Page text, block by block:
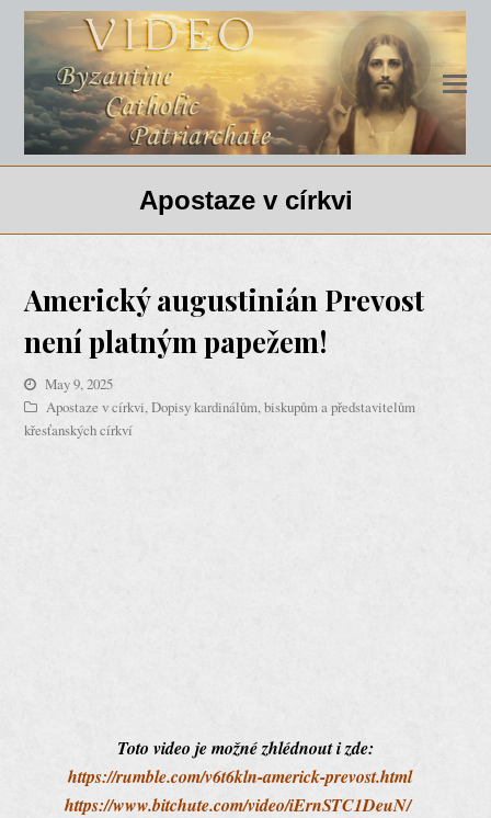
Apostaze v církvi
Americký augustinián Prevost
není platným papežem!
May 9, 2025
Apostaze v církvi,Dopisy kardinálům, biskupům a představitelům
křesťanských církví
Toto video je možné zhlédnout i zde:
https://rumble.com/v6t6kln-americk-prevost.html
https://www.bitchute.com/video/iErnSTC1DeuN/